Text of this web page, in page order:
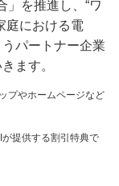
」を推進し、“ワ
庭における電
パートナー企業
ます。
プやホームページなど
が提供する割引特典で